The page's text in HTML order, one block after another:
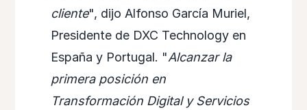
cliente", dijo Alfonso García Muriel,
Presidente de DXC Technology en
España y Portugal. "Alcanzar la
primera posición en
Transformación Digital y Servicios